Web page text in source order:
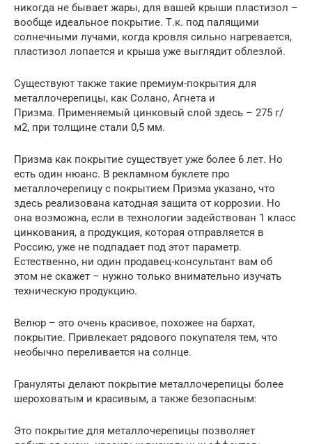
никогда не бывает жары, для вашей крыши пластизол –
вообще идеальное покрытие. Т.к. под палящими
солнечными лучами, когда кровля сильно нагревается,
пластизол лопается и крыша уже выглядит облезлой.
Существуют также такие премиум-покрытия для
металлочерепицы, как Солано, Агнета и
Призма. Применяемый цинковый слой здесь – 275 г/
м2, при толщине стали 0,5 мм.
Призма как покрытие существует уже более 6 лет. Но
есть один нюанс. В рекламном буклете про
металлочерепицу с покрытием Призма указано, что
здесь реализована катодная защита от коррозии. Но
она возможна, если в технологии задействован 1 класс
цинкования, а продукция, которая отправляется в
Россию, уже не подпадает под этот параметр.
Естественно, ни один продавец-консультант вам об
этом не скажет – нужно только внимательно изучать
техническую продукцию.
Велюр – это очень красивое, похожее на бархат,
покрытие. Привлекает рядового покупателя тем, что
необычно переливается на солнце.
Грануляты делают покрытие металлочерепицы более
шероховатым и красивым, а также безопасным:
Это покрытие для металлочерепицы позволяет